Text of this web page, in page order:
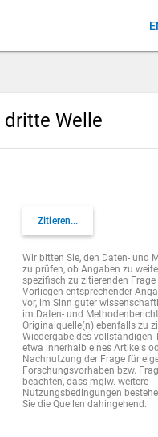
dritte Welle
Zitieren...
Wir bitten Sie, den Daten- und
zu prüfen, ob Angaben zu
spezifisch zu zitierenden Frage
Vorliegen entsprechender
vor, im Sinn guter
im Daten- und
Originalquelle(n) ebenfalls zu
Wiedergabe des vollständigen
etwa innerhalb eines Artikels
Nachnutzung der Frage für
Forschungsvorhaben bzw.
beachten, dass mglw. weitere
Nutzungsbedingungen
Sie die Quellen dahingehend.